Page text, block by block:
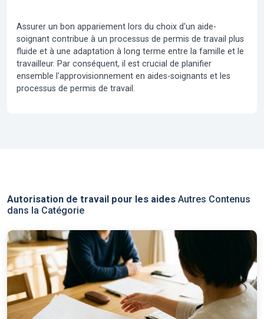
Assurer un bon appariement lors du choix d'un aide-
soignant contribue à un processus de permis de travail plus
fluide et à une adaptation à long terme entre la famille et le
travailleur. Par conséquent, il est crucial de planifier
ensemble l'approvisionnement en aides-soignants et les
processus de permis de travail.
Autorisation de travail pour les aides Autres Contenus
dans la Catégorie